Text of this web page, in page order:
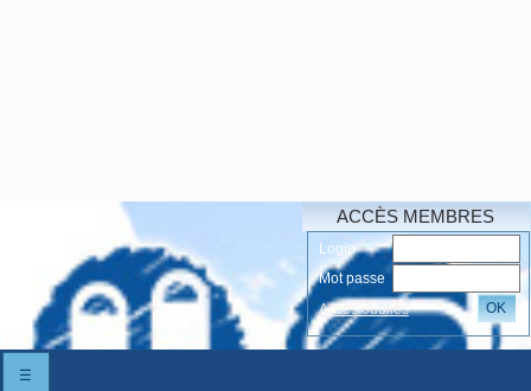
ACCÈS MEMBRES
Login
Mot passe
Accés oubliés
OK
☰